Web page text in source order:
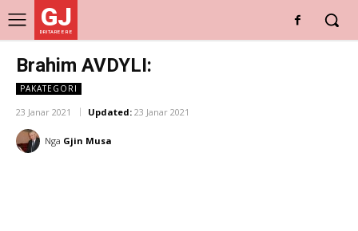
GJ
DRITARE E RE
Brahim AVDYLI:
PAKATEGORI
23 Janar 2021 Updated: 23 Janar 2021
Nga Gjin Musa